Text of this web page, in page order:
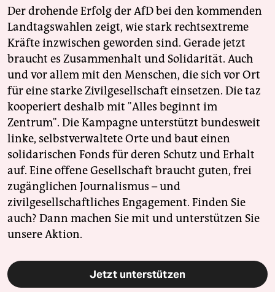
Der drohende Erfolg der AfD bei den kommenden
Landtagswahlen zeigt, wie stark rechtsextreme
Kräfte inzwischen geworden sind. Gerade jetzt
braucht es Zusammenhalt und Solidarität. Auch
und vor allem mit den Menschen, die sich vor Ort
für eine starke Zivilgesellschaft einsetzen. Die taz
kooperiert deshalb mit "Alles beginnt im
Zentrum". Die Kampagne unterstützt bundesweit
linke, selbstverwaltete Orte und baut einen
solidarischen Fonds für deren Schutz und Erhalt
auf. Eine offene Gesellschaft braucht guten, frei
zugänglichen Journalismus – und
zivilgesellschaftliches Engagement. Finden Sie
auch? Dann machen Sie mit und unterstützen Sie
unsere Aktion.
Jetzt unterstützen